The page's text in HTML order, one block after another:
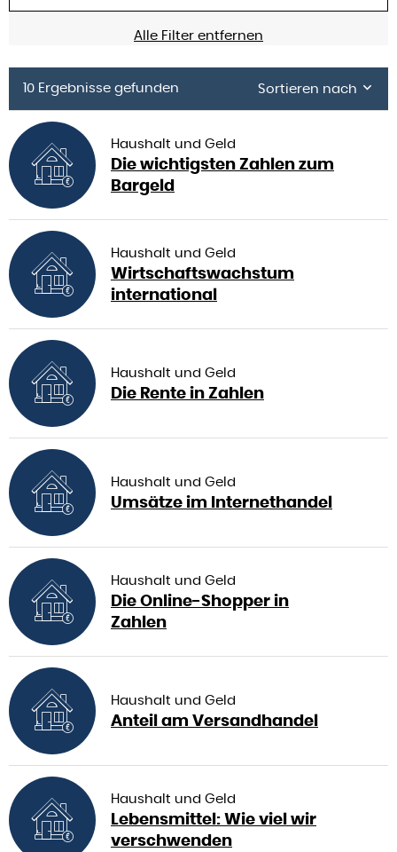
Alle Filter entfernen
10 Ergebnisse gefunden Sortieren nach
Haushalt und Geld
Die wichtigsten Zahlen zum
Bargeld
Haushalt und Geld
Wirtschaftswachstum
international
Haushalt und Geld
Die Rente in Zahlen
Haushalt und Geld
Umsätze im Internethandel
Haushalt und Geld
Die Online-Shopper in
Zahlen
Haushalt und Geld
Anteil am Versandhandel
Haushalt und Geld
Lebensmittel: Wie viel wir
verschwenden